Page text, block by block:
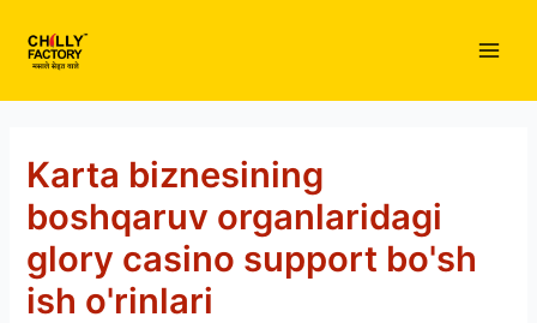
content
Karta biznesining
boshqaruv organlaridagi
glory casino support bo'sh
ish o'rinlari